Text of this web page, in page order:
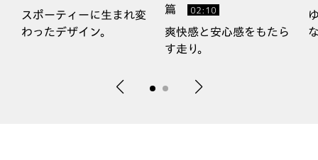
スポーティーに生まれ変
わったデザイン。
篇
02:10
爽快感と安心感をもたら
す走り。